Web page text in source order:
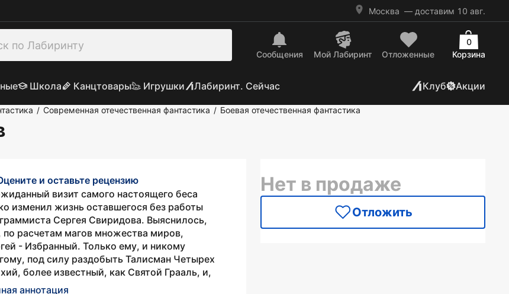
Москва — доставим 10 авг.
Сообщения Mой Лабиринт Отложенные Корзина
0
Школа Канцтовары Игрушки Лабиринт. Сейчас Клуб Акции
/ Современная отечественная фантастика / Боевая отечественная фантастика
и оставьте рецензию
визит самого настоящего беса
изменил жизнь оставшегося без работы
Сергея Свиридова. Выяснилось,
по расчетам магов множества миров,
- Избранный. Только ему, и никому
под силу раздобыть Талисман Четырех
более известный, как Святой Грааль, и,
аннотация
Нет в продаже
Отложить